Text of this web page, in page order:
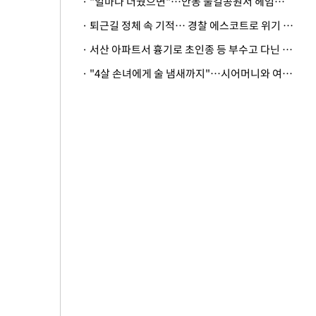
· 퇴근길 정체 속 기적… 경찰 에스코트로 위기 넘긴 생후 2일 신생아
· 서산 아파트서 흉기로 초인종 등 부수고 다닌 50대 정신병원행
· "4살 손녀에게 술 냄새까지"…시어머니와 여행 가도 될까